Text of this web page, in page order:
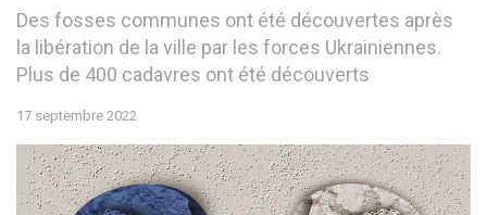
Des fosses communes ont été découvertes après
la libération de la ville par les forces Ukrainiennes.
Plus de 400 cadavres ont été découverts
17 septembre 2022